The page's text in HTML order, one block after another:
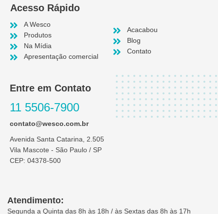
Acesso Rápido
A Wesco
Produtos
Na Mídia
Apresentação comercial
Acacabou
Blog
Contato
Entre em Contato
11 5506-7900
contato@wesco.com.br
Avenida Santa Catarina, 2.505
Vila Mascote - São Paulo / SP
CEP: 04378-500
Atendimento:
Segunda a Quinta das 8h às 18h / às Sextas das 8h às 17h